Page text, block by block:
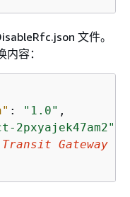
文件。
容：
: "1.0" ,
2pxyajek47am2"
Gateway